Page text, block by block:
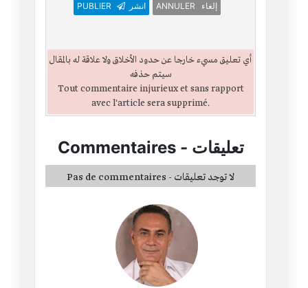
PUBLIER انشر ANNULER إلغاء
أي تعليق مسيء خارجا عن حدود الأخلاق ولا علاقة له بالمقال
سيتم حذفه
Tout commentaire injurieux et sans rapport
avec l'article sera supprimé.
Commentaires- تعليقات
Pas de commentaires - لا توجد تعليقات